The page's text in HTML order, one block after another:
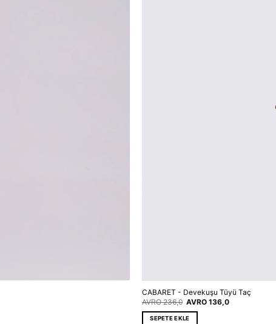
CABARET - Devekuşu Tüyü Taç
AVRO236,0 Orijinal
EUR 236,0.
AVRO 136,0Şu
SEPETE EKLE